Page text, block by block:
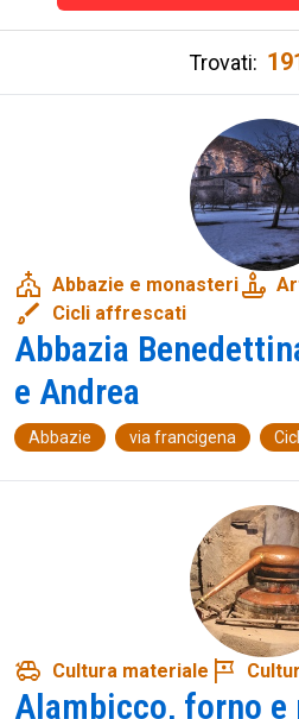
Trovati:
church Abbazie e monastericandle
brush Cicli affrescati
Abbazia
e Andrea
Abbazie via francigena
toys Cultura materiale tour
Alambicco, forno e